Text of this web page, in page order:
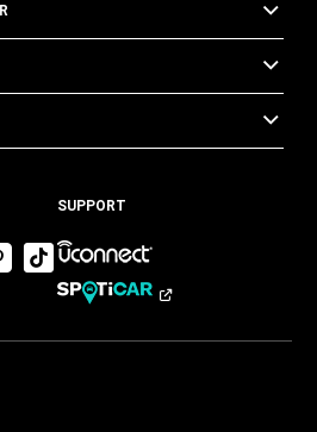
en en
Visitar
Chrysler en
Pinterest
Visita
Chrysler
Tik
SUPPORT